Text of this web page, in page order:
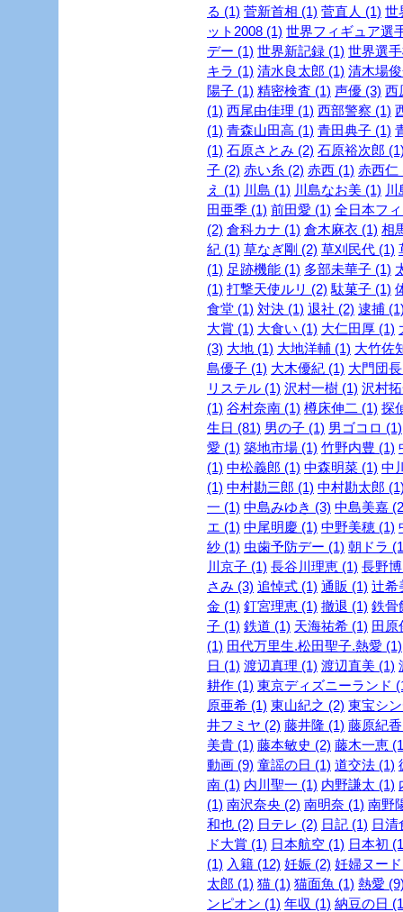
る (1) 菅新首相 (1) 菅直人 (1) 世
ット2008 (1) 世界フィギュア選
デー (1) 世界新記録 (1) 世界選
キラ (1) 清水良太郎 (1) 清木場
陽子 (1) 精密検査 (1) 声優 (3) 西
(1) 西尾由佳理 (1) 西部警察 (1)
(1) 青森山田高 (1) 青田典子 (1)
(1) 石原さとみ (2) 石原裕次郎
子 (2) 赤い糸 (2) 赤西 (1) 赤西仁
え (1) 川島 (1) 川島なお美 (1)
田亜季 (1) 前田愛 (1) 全日本フ
(2) 倉科カナ (1) 倉木麻衣 (1) 相
紀 (1) 草なぎ剛 (2) 草刈民代 (1)
(1) 足跡機能 (1) 多部未華子 (1)
(1) 打撃天使ルリ (2) 駄菓子 (1)
食堂 (1) 対決 (1) 退社 (2) 逮捕
大賞 (1) 大食い (1) 大仁田厚 (1)
(3) 大地 (1) 大地洋輔 (1) 大竹佐
島優子 (1) 大木優紀 (1) 大門団
リステル (1) 沢村一樹 (1) 沢村
(1) 谷村奈南 (1) 樽床伸二 (1) 探
生日 (81) 男の子 (1) 男ゴコロ (1)
愛 (1) 築地市場 (1) 竹野内豊 (1)
(1) 中松義郎 (1) 中森明菜 (1) 中
(1) 中村勘三郎 (1) 中村勘太郎
一 (1) 中島みゆき (3) 中島美嘉
エ (1) 中尾明慶 (1) 中野美穂 (1)
紗 (1) 虫歯予防デー (1) 朝ドラ
川京子 (1) 長谷川理恵 (1) 長野
さみ (3) 追悼式 (1) 通販 (1) 辻希
金 (1) 釘宮理恵 (1) 撤退 (1) 鉄骨
子 (1) 鉄道 (1) 天海祐希 (1) 田原
(1) 田代万里生.松田聖子.熱愛 (1)
日 (1) 渡辺真理 (1) 渡辺直美 (1)
耕作 (1) 東京ディズニーランド
原亜希 (1) 東山紀之 (2) 東宝シ
井フミヤ (2) 藤井隆 (1) 藤原紀
美貴 (1) 藤本敏史 (2) 藤木一恵
動画 (9) 童謡の日 (1) 道交法 (1)
南 (1) 内川聖一 (1) 内野謙太 (1)
(1) 南沢奈央 (2) 南明奈 (1) 南野
和也 (2) 日テレ (2) 日記 (1) 日清
ド大賞 (1) 日本航空 (1) 日本初
(1) 入籍 (12) 妊娠 (2) 妊婦ヌー
太郎 (1) 猫 (1) 猫面魚 (1) 熱愛
ンピオン (1) 年収 (1) 納豆の日